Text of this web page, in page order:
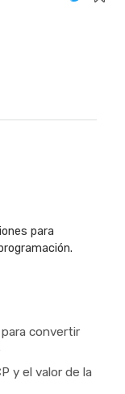
para
convertir
y el valor de la